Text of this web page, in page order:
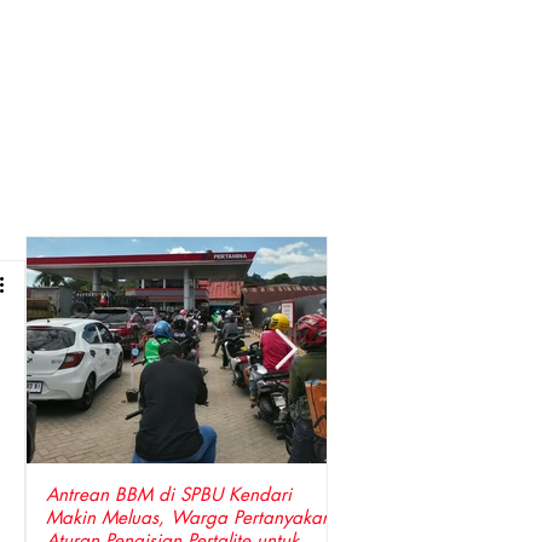
Antrean BBM di SPBU Kendari
Makin Meluas, Warga Pertanyakan